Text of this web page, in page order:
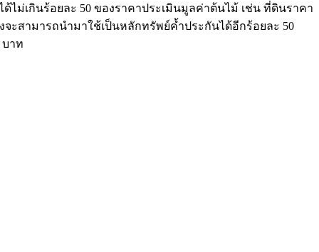
ม่เกินร้อยละ 50 ของราคาประเมินมูลค่าต้นไม้ เช่น ที่ดินราคา
จะสามารถนำมาใช้เป็นหลักทรัพย์ค้ำประกันได้อีกร้อยละ 50
บาท